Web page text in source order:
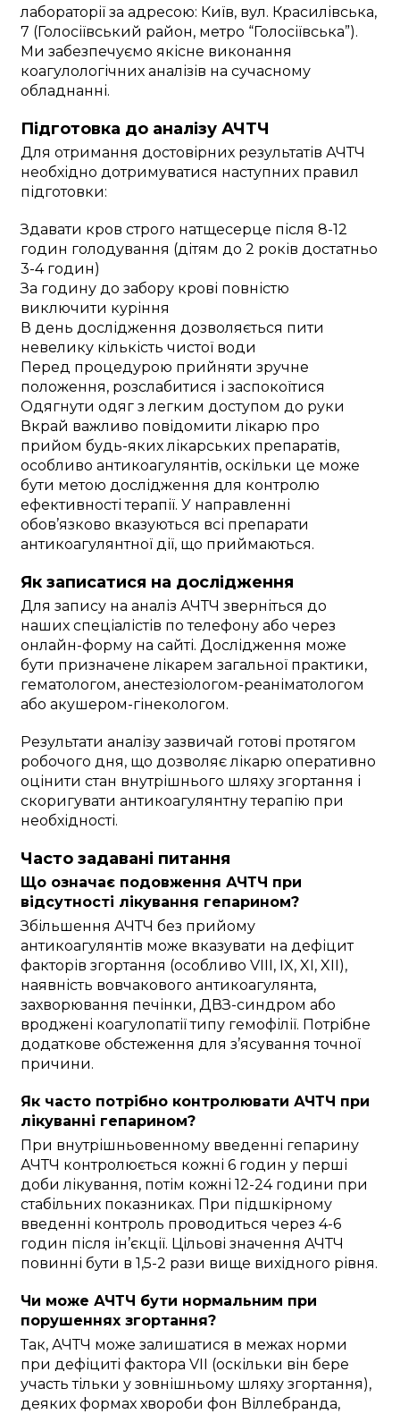
лабораторії за адресою: Київ, вул. Красилівська,
7 (Голосіївський район, метро “Голосіївська”).
Ми забезпечуємо якісне виконання
коагулологічних аналізів на сучасному
обладнанні.
Підготовка до аналізу АЧТЧ
Для отримання достовірних результатів АЧТЧ
необхідно дотримуватися наступних правил
підготовки:
Здавати кров строго натщесерце після 8-12
годин голодування (дітям до 2 років достатньо
3-4 годин)
За годину до забору крові повністю
виключити куріння
В день дослідження дозволяється пити
невелику кількість чистої води
Перед процедурою прийняти зручне
положення, розслабитися і заспокоїтися
Одягнути одяг з легким доступом до руки
Вкрай важливо повідомити лікарю про
прийом будь-яких лікарських препаратів,
особливо антикоагулянтів, оскільки це може
бути метою дослідження для контролю
ефективності терапії. У направленні
обов’язково вказуються всі препарати
антикоагулянтної дії, що приймаються.
Як записатися на дослідження
Для запису на аналіз АЧТЧ зверніться до
наших спеціалістів по телефону або через
онлайн-форму на сайті. Дослідження може
бути призначене лікарем загальної практики,
гематологом, анестезіологом-реаніматологом
або акушером-гінекологом.
Результати аналізу зазвичай готові протягом
робочого дня, що дозволяє лікарю оперативно
оцінити стан внутрішнього шляху згортання і
скоригувати антикоагулянтну терапію при
необхідності.
Часто задавані питання
Що означає подовження АЧТЧ при
відсутності лікування гепарином?
Збільшення АЧТЧ без прийому
антикоагулянтів може вказувати на дефіцит
факторів згортання (особливо VIII, IX, XI, XII),
наявність вовчакового антикоагулянта,
захворювання печінки, ДВЗ-синдром або
вроджені коагулопатії типу гемофілії. Потрібне
додаткове обстеження для з’ясування точної
причини.
Як часто потрібно контролювати АЧТЧ при
лікуванні гепарином?
При внутрішньовенному введенні гепарину
АЧТЧ контролюється кожні 6 годин у перші
доби лікування, потім кожні 12-24 години при
стабільних показниках. При підшкірному
введенні контроль проводиться через 4-6
годин після ін’єкції. Цільові значення АЧТЧ
повинні бути в 1,5-2 рази вище вихідного рівня.
Чи може АЧТЧ бути нормальним при
порушеннях згортання?
Так, АЧТЧ може залишатися в межах норми
при дефіциті фактора VII (оскільки він бере
участь тільки у зовнішньому шляху згортання),
деяких формах хвороби фон Віллебранда,